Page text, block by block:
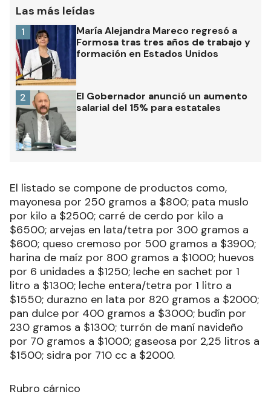
Las más leídas
María Alejandra Mareco regresó a
Formosa tras tres años de trabajo y
formación en Estados Unidos
1
El Gobernador anunció un aumento
salarial del 15% para estatales
2
El listado se compone de productos como,
mayonesa por 250 gramos a $800; pata muslo
por kilo a $2500; carré de cerdo por kilo a
$6500; arvejas en lata/tetra por 300 gramos a
$600; queso cremoso por 500 gramos a $3900;
harina de maíz por 800 gramos a $1000; huevos
por 6 unidades a $1250; leche en sachet por 1
litro a $1300; leche entera/tetra por 1 litro a
$1550; durazno en lata por 820 gramos a $2000;
pan dulce por 400 gramos a $3000; budín por
230 gramos a $1300; turrón de maní navideño
por 70 gramos a $1000; gaseosa por 2,25 litros a
$1500; sidra por 710 cc a $2000.
Rubro cárnico